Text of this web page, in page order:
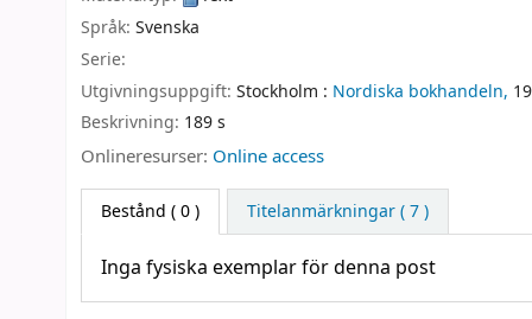
Språk: Svenska
Serie:
Utgivningsuppgift: Stockholm : Nordiska bokhandeln,
Beskrivning: 189 s
Onlineresurser: Online access
Bestånd ( 0 ) Titelanmärkningar ( 7 )
Inga fysiska exemplar för denna post